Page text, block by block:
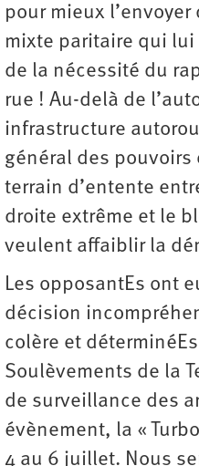
pour mieux
mixte paritaire qui lui
de la nécessité du
rue ! Au-delà de
infrastructure
général des pouvoirs
terrain d’entente
droite extrême et le
veulent affaiblir la
Les opposantEs ont
décision
colère et
Soulèvements de la
de surveillance des
évènement, la «
4 au 6 juillet. Nous